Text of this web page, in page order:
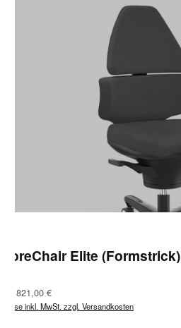
CoreChair Elite (Formstrick)
Regulärer Preis:
821,00 €
Preise inkl. MwSt. zzgl. Versandkosten